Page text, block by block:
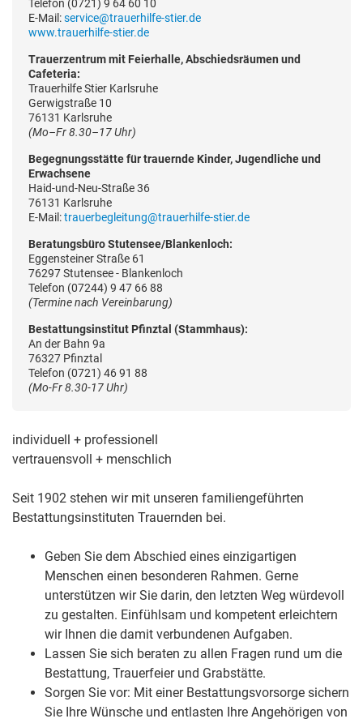
Telefon (0721) 9 64 60 10
E-Mail:service@trauerhilfe-stier.de
www.trauerhilfe-stier.de
Trauerzentrum mit Feierhalle, Abschiedsräumen und
Cafeteria:
Trauerhilfe Stier Karlsruhe
Gerwigstraße 10
76131 Karlsruhe
(Mo–Fr 8.30–17 Uhr)
Begegnungsstätte für trauernde Kinder, Jugendliche und
Erwachsene
Haid-und-Neu-Straße 36
76131 Karlsruhe
E-Mail:trauerbegleitung@trauerhilfe-stier.de
Beratungsbüro Stutensee/Blankenloch:
Eggensteiner Straße 61
76297 Stutensee - Blankenloch
Telefon (07244) 9 47 66 88
(Termine nach Vereinbarung)
Bestattungsinstitut Pfinztal (Stammhaus):
An der Bahn 9a
76327 Pfinztal
Telefon (0721) 46 91 88
(Mo-Fr 8.30-17 Uhr)
individuell + professionell
vertrauensvoll + menschlich
Seit 1902 stehen wir mit unseren familiengeführten
Bestattungsinstituten Trauernden bei.
Geben Sie dem Abschied eines einzigartigen
Menschen einen besonderen Rahmen. Gerne
unterstützen wir Sie darin, den letzten Weg würdevoll
zu gestalten. Einfühlsam und kompetent erleichtern
wir Ihnen die damit verbundenen Aufgaben.
Lassen Sie sich beraten zu allen Fragen rund um die
Bestattung, Trauerfeier und Grabstätte.
Sorgen Sie vor: Mit einer Bestattungsvorsorge sichern
Sie Ihre Wünsche und entlasten Ihre Angehörigen von